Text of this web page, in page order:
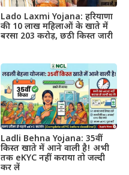
Lado Laxmi Yojana: हरियाणा
की 10 लाख महिलाओं के खाते में
बरसा 203 करोड़, छठी किस्त जारी
Ladli Behna Yojana: 35वीं
किस्त खाते में आने वाली है! अभी
तक eKYC नहीं कराया तो जल्दी
कर लें